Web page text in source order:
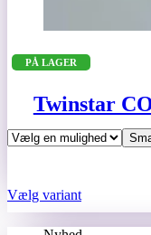
PÅ LAGER
Twinstar
Vælg variantDette
vare
har